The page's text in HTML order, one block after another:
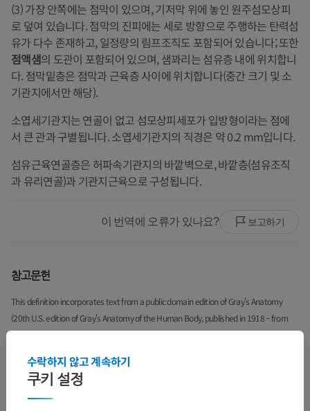
(3) 가장 안쪽에는 점막이 있으며, 기저막 위에 놓인 원주섬모상피
로 덮여 있습니다. 점막의 진피에는 세로 방향으로 주행하는 탄력섬
유가 다수 존재하고, 일정량의 림프조직도 포함되어 있습니다; 또한
점액샘의 도관이 포함되어 있으며, 샘꽈리는 섬유층 내에 위치합니
다. 점막밑층은 점막과 근육층 사이에 위치합니다(중간 크기 및 소
기관지에서만 해당).
소엽세기관지는 연골이 없고 섬모상피세포가 입방형이라는 점에
서 큰 관과 구별됩니다. 소엽세기관지의 직경은 약 0.2 mm입니다.
섬유근육연골층은 허파속기관지의 바깥벽으로, 바깥층(섬유조직
과 유리연골)과 기관지근육으로 구성됩니다.
이 번역에 오류가 있나요? 보고하기
참고문헌
This definition incorporates text from a public domain edition of Gray's Anatomy
(20th U.S. edition of Gray's Anatomy of the Human Body, published in 1918 – from
http://www.bartleby.com/107/).
갤러리
쿠키 설정
수락하지 않고 계속하기